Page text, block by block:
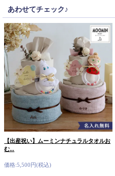
あわせてチェック♪
【出産祝い】ムーミンナチュラルタオルお
む...
価格:5,500円(税込)